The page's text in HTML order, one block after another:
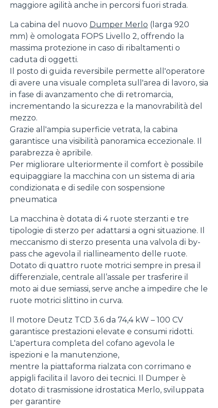
maggiore agilità anche in percorsi fuori strada.
La cabina del nuovo Dumper Merlo (larga 920
mm) è omologata FOPS Livello 2, offrendo la
massima protezione in caso di ribaltamenti o
caduta di oggetti.
Il posto di guida reversibile permette all'operatore
di avere una visuale completa sull'area di lavoro, sia
in fase di avanzamento che di retromarcia,
incrementando la sicurezza e la manovrabilità del
mezzo.
Grazie all'ampia superficie vetrata, la cabina
garantisce una visibilità panoramica eccezionale. Il
parabrezza è apribile.
Per migliorare ulteriormente il comfort è possibile
equipaggiare la macchina con un sistema di aria
condizionata e di sedile con sospensione
pneumatica
La macchina è dotata di 4 ruote sterzanti e tre
tipologie di sterzo per adattarsi a ogni situazione. Il
meccanismo di sterzo presenta una valvola di by-
pass che agevola il riallineamento delle ruote.
Dotato di quattro ruote motrici sempre in presa il
differenziale, centrale all’assale per trasferire il
moto ai due semiassi, serve anche a impedire che le
ruote motrici slittino in curva.
Il motore Deutz TCD 3.6 da 74,4 kW – 100 CV
garantisce prestazioni elevate e consumi ridotti.
L'apertura completa del cofano agevola le
ispezioni e la manutenzione,
mentre la piattaforma rialzata con corrimano e
appigli facilita il lavoro dei tecnici. Il Dumper è
dotato di trasmissione idrostatica Merlo, sviluppata
per garantire